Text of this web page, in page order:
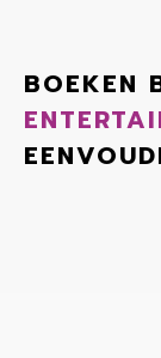
BOEKEN